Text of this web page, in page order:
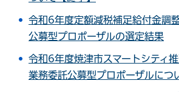
令和6年度定額減税補足給付金調
公募型プロポーザルの選定結果
令和6年度焼津市スマートシティ
業務委託公募型プロポーザルにつ